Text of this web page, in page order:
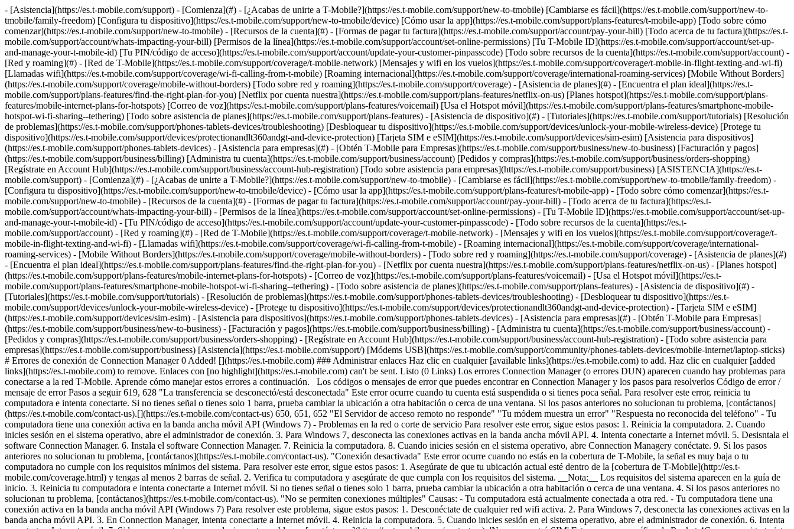
- [Asistencia](https://es.t-mobile.com/support) - [Comienza](#) - [¿Acabas de unirte a T-Mobile?](https://es.t-mobile.com/support/new-to-tmobile) [Cambiarse es fácil](https://es.t-mobile.com/support/new-to-tmobile/family-freedom) [Configura tu dispositivo](https://es.t-mobile.com/support/new-to-tmobile/device) [Cómo usar la app](https://es.t-mobile.com/support/plans-features/t-mobile-app) [Todo sobre cómo comenzar](https://es.t-mobile.com/support/new-to-tmobile) - [Recursos de la cuenta](#) - [Formas de pagar tu factura](https://es.t-mobile.com/support/account/pay-your-bill) [Todo acerca de tu factura](https://es.t-mobile.com/support/account/whats-impacting-your-bill) [Permisos de la línea](https://es.t-mobile.com/support/account/set-online-permissions) [Tu T-Mobile ID](https://es.t-mobile.com/support/account/set-up-and-manage-your-t-mobile-id) [Tu PIN/código de acceso](https://es.t-mobile.com/support/account/update-your-customer-pinpasscode) [Todo sobre recursos de la cuenta](https://es.t-mobile.com/support/account) - [Red y roaming](#) - [Red de T-Mobile](https://es.t-mobile.com/support/coverage/t-mobile-network) [Mensajes y wifi en los vuelos](https://es.t-mobile.com/support/coverage/t-mobile-in-flight-texting-and-wi-fi) [Llamadas wifi](https://es.t-mobile.com/support/coverage/wi-fi-calling-from-t-mobile) [Roaming internacional](https://es.t-mobile.com/support/coverage/international-roaming-services) [Mobile Without Borders](https://es.t-mobile.com/support/coverage/mobile-without-borders) [Todo sobre red y roaming](https://es.t-mobile.com/support/coverage) - [Asistencia de planes](#) - [Encuentra el plan ideal](https://es.t-mobile.com/support/plans-features/find-the-right-plan-for-you) [Netflix por cuenta nuestra](https://es.t-mobile.com/support/plans-features/netflix-on-us) [Planes hotspot](https://es.t-mobile.com/support/plans-features/mobile-internet-plans-for-hotspots) [Correo de voz](https://es.t-mobile.com/support/plans-features/voicemail) [Usa el Hotspot móvil](https://es.t-mobile.com/support/plans-features/smartphone-mobile-hotspot-wi-fi-sharing--tethering) [Todo sobre asistencia de planes](https://es.t-mobile.com/support/plans-features) - [Asistencia de dispositivo](#) - [Tutoriales](https://es.t-mobile.com/support/tutorials) [Resolución de problemas](https://es.t-mobile.com/support/phones-tablets-devices/troubleshooting) [Desbloquear tu dispositivo](https://es.t-mobile.com/support/devices/unlock-your-mobile-wireless-device) [Protege tu dispositivo](https://es.t-mobile.com/support/devices/protectionandlt360andgt-and-device-protection) [Tarjeta SIM e eSIM](https://es.t-mobile.com/support/devices/sim-esim) [Asistencia para dispositivos](https://es.t-mobile.com/support/phones-tablets-devices) - [Asistencia para empresas](#) - [Obtén T-Mobile para Empresas](https://es.t-mobile.com/support/business/new-to-business) [Facturación y pagos](https://es.t-mobile.com/support/business/billing) [Administra tu cuenta](https://es.t-mobile.com/support/business/account) [Pedidos y compras](https://es.t-mobile.com/support/business/orders-shopping) [Regístrate en Account Hub](https://es.t-mobile.com/support/business/account-hub-registration) [Todo sobre asistencia para empresas](https://es.t-mobile.com/support/business) [ASISTENCIA](https://es.t-mobile.com/support) - [Comienza](#) - [¿Acabas de unirte a T-Mobile?](https://es.t-mobile.com/support/new-to-tmobile) - [Cambiarse es fácil](https://es.t-mobile.com/support/new-to-tmobile/family-freedom) - [Configura tu dispositivo](https://es.t-mobile.com/support/new-to-tmobile/device) - [Cómo usar la app](https://es.t-mobile.com/support/plans-features/t-mobile-app) - [Todo sobre cómo comenzar](https://es.t-mobile.com/support/new-to-tmobile) - [Recursos de la cuenta](#) - [Formas de pagar tu factura](https://es.t-mobile.com/support/account/pay-your-bill) - [Todo acerca de tu factura](https://es.t-mobile.com/support/account/whats-impacting-your-bill) - [Permisos de la línea](https://es.t-mobile.com/support/account/set-online-permissions) - [Tu T-Mobile ID](https://es.t-mobile.com/support/account/set-up-and-manage-your-t-mobile-id) - [Tu PIN/código de acceso](https://es.t-mobile.com/support/account/update-your-customer-pinpasscode) - [Todo sobre recursos de la cuenta](https://es.t-mobile.com/support/account) - [Red y roaming](#) - [Red de T-Mobile](https://es.t-mobile.com/support/coverage/t-mobile-network) - [Mensajes y wifi en los vuelos](https://es.t-mobile.com/support/coverage/t-mobile-in-flight-texting-and-wi-fi) - [Llamadas wifi](https://es.t-mobile.com/support/coverage/wi-fi-calling-from-t-mobile) - [Roaming internacional](https://es.t-mobile.com/support/coverage/international-roaming-services) - [Mobile Without Borders](https://es.t-mobile.com/support/coverage/mobile-without-borders) - [Todo sobre red y roaming](https://es.t-mobile.com/support/coverage) - [Asistencia de planes](#) - [Encuentra el plan ideal](https://es.t-mobile.com/support/plans-features/find-the-right-plan-for-you) - [Netflix por cuenta nuestra](https://es.t-mobile.com/support/plans-features/netflix-on-us) - [Planes hotspot](https://es.t-mobile.com/support/plans-features/mobile-internet-plans-for-hotspots) - [Correo de voz](https://es.t-mobile.com/support/plans-features/voicemail) - [Usa el Hotspot móvil](https://es.t-mobile.com/support/plans-features/smartphone-mobile-hotspot-wi-fi-sharing--tethering) - [Todo sobre asistencia de planes](https://es.t-mobile.com/support/plans-features) - [Asistencia de dispositivo](#) - [Tutoriales](https://es.t-mobile.com/support/tutorials) - [Resolución de problemas](https://es.t-mobile.com/support/phones-tablets-devices/troubleshooting) - [Desbloquear tu dispositivo](https://es.t-mobile.com/support/devices/unlock-your-mobile-wireless-device) - [Protege tu dispositivo](https://es.t-mobile.com/support/devices/protectionandlt360andgt-and-device-protection) - [Tarjeta SIM e eSIM](https://es.t-mobile.com/support/devices/sim-esim) - [Asistencia para dispositivos](https://es.t-mobile.com/support/phones-tablets-devices) - [Asistencia para empresas](#) - [Obtén T-Mobile para Empresas](https://es.t-mobile.com/support/business/new-to-business) - [Facturación y pagos](https://es.t-mobile.com/support/business/billing) - [Administra tu cuenta](https://es.t-mobile.com/support/business/account) - [Pedidos y compras](https://es.t-mobile.com/support/business/orders-shopping) - [Regístrate en Account Hub](https://es.t-mobile.com/support/business/account-hub-registration) - [Todo sobre asistencia para empresas](https://es.t-mobile.com/support/business) [Asistencia](https://es.t-mobile.com/support/) [Módems USB](https://es.t-mobile.com/support/community/phones-tablets-devices/mobile-internet/laptop-sticks) # Errores de conexión de Connection Manager 0 Added! [](https://es.t-mobile.com) ### Administrar enlaces Haz clic en cualquier [available links](https://es.t-mobile.com) to add. Haz clic en cualquier [added links](https://es.t-mobile.com) to remove. Enlaces con [no highlight](https://es.t-mobile.com) can't be sent. Listo (0 Links) Los errores Connection Manager (o errores DUN) aparecen cuando hay problemas para conectarse a la red T-Mobile. Aprende cómo manejar estos errores a continuación. Los códigos o mensajes de error que puedes encontrar en Connection Manager y los pasos para resolverlos Código de error / mensaje de error Pasos a seguir 619, 628 "La transferencia se desconectó/está desconectada" Este error ocurre cuando tu cuenta está suspendida o si tienes poca señal. Para resolver este error, reinicia tu computadora e intenta conectarte. Si no tienes señal o tienes solo 1 barra, prueba cambiar la ubicación a otra habitación o cerca de una ventana. Si los pasos anteriores no solucionan tu problema, [contáctanos](https://es.t-mobile.com/contact-us).[](https://es.t-mobile.com/contact-us) 650, 651, 652 "El Servidor de acceso remoto no responde" "Tu módem muestra un error" "Respuesta no reconocida del teléfono" - Tu computadora tiene una conexión activa en la banda ancha móvil API (Windows 7) - Problemas en la red o corte de servicio Para resolver este error, sigue estos pasos: 1. Reinicia la computadora. 2. Cuando inicies sesión en el sistema operativo, abre el administrador de conexión. 3. Para Windows 7, desconecta las conexiones activas en la banda ancha móvil API. 4. Intenta conectarte a Internet móvil. 5. Desisntala el software Connection Manager. 6. Instala el software Connection Manager. 7. Reinicia la computadora. 8. Cuando inicies sesión en el sistema operativo, abre Connection Managery conéctate. 9. Si los pasos anteriores no solucionan tu problema, [contáctanos](https://es.t-mobile.com/contact-us). "Conexión desactivada" Este error ocurre cuando no estás en la cobertura de T-Mobile, la señal es muy baja o tu computadora no cumple con los requisitos mínimos del sistema. Para resolver este error, sigue estos pasos: 1. Asegúrate de que tu ubicación actual esté dentro de la [cobertura de T-Mobile](http://es.t-mobile.com/coverage.html) y tengas al menos 2 barras de señal. 2. Verifica tu computadora y asegúrate de que cumpla con los requisitos del sistema. __Nota:__ Los requisitos del sistema aparecen en la guía de inicio. 3. Reinicia tu computadora e intenta conectarte a Internet móvil. Si no tienes señal o tienes solo 1 barra, prueba cambiar la ubicación a otra habitación o cerca de una ventana. 4. Si los pasos anteriores no solucionan tu problema, [contáctanos](https://es.t-mobile.com/contact-us). "No se permiten conexiones múltiples" Caus